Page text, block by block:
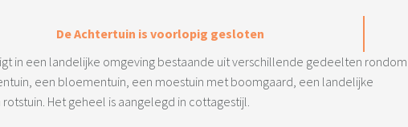
De Achtertuin is voorlopig gesloten
in een landelijke omgeving bestaande uit verschillende gedeelten rondom
een bloementuin, een moestuin met boomgaard, een landelijke
Het geheel is aangelegd in cottagestijl.